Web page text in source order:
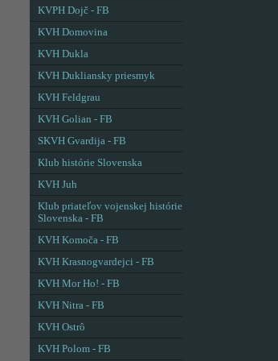
KVPH Dojč - FB
KVH Domovina
KVH Dukla
KVH Dukliansky priesmyk
KVH Feldgrau
KVH Golian - FB
SKVH Gvardija - FB
Klub histórie Slovenska
KVH Juh
Klub priateľov vojenskej histórie
Slovenska - FB
KVH Komoča - FB
KVH Krasnogvardejci - FB
KVH Mor Ho! - FB
KVH Nitra - FB
KVH Ostrô
KVH Polom - FB